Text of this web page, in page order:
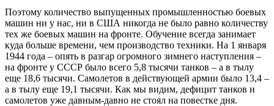
Поэтому количество выпущенных промышленностью боевых
машин ни у нас, ни в США никогда не было равно количеству
тех же боевых машин на фронте. Обучение всегда занимает
куда больше времени, чем производство техники. На 1 января
1944 года – опять в разгар огромного зимнего наступления –
на фронте у СССР было всего 5,8 тысячи танков – а в тылу
еще 18,6 тысячи. Самолетов в действующей армии было 13,4 –
а в тылу еще 19,1 тысячи. Как мы видим, дефицит танков и
самолетов уже давным-давно не стоял на повестке дня.